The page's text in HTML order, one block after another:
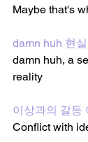
Maybe that's
damn huh 현
damn huh, a
reality
이상과의 갈등
Conflict with